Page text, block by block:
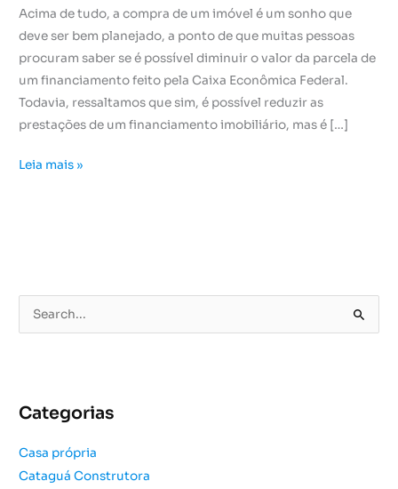
Acima de tudo, a compra de um imóvel é um sonho que
deve ser bem planejado, a ponto de que muitas pessoas
procuram saber se é possível diminuir o valor da parcela de
um financiamento feito pela Caixa Econômica Federal.
Todavia, ressaltamos que sim, é possível reduzir as
prestações de um financiamento imobiliário, mas é […]
Leia mais »
e
i
a
r
Categorias
Casa própria
Cataguá Construtora